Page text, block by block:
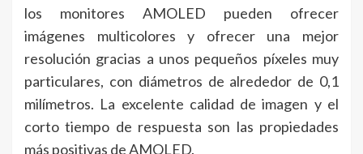
los monitores AMOLED pueden ofrecer
imágenes multicolores y ofrecer una mejor
resolución gracias a unos pequeños píxeles muy
particulares, con diámetros de alrededor de 0,1
milímetros. La excelente calidad de imagen y el
corto tiempo de respuesta son las propiedades
más positivas de AMOLED.